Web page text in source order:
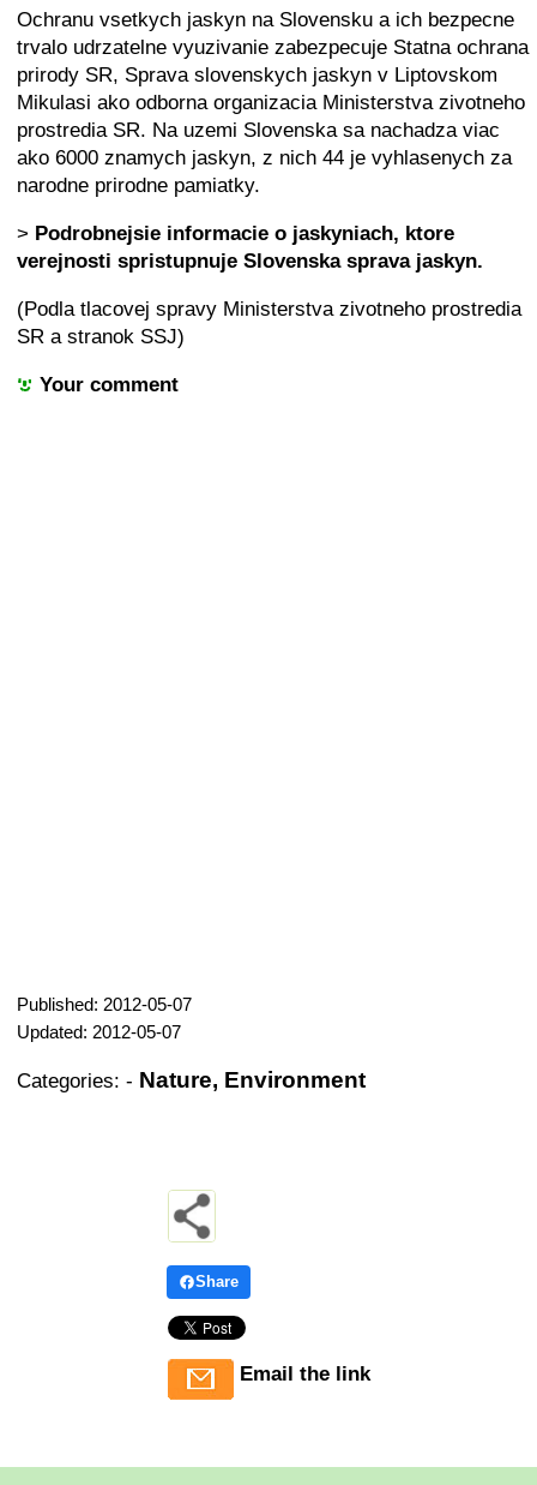
Ochranu vsetkych jaskyn na Slovensku a ich bezpecne
trvalo udrzatelne vyuzivanie zabezpecuje Statna ochrana
prirody SR, Sprava slovenskych jaskyn v Liptovskom
Mikulasi ako odborna organizacia Ministerstva zivotneho
prostredia SR. Na uzemi Slovenska sa nachadza viac
ako 6000 znamych jaskyn, z nich 44 je vyhlasenych za
narodne prirodne pamiatky.
> Podrobnejsie informacie o jaskyniach, ktore
verejnosti spristupnuje Slovenska sprava jaskyn.
(Podla tlacovej spravy Ministerstva zivotneho prostredia
SR a stranok SSJ)
Your comment
Published: 2012-05-07
Updated: 2012-05-07
Categories: - Nature, Environment
Share
Email the link